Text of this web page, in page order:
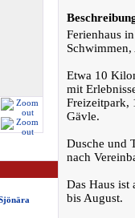
Ferienhaus
Etwa 10
mit
Freizeitpark,
Gävle.
Dusche und
nach
Das Haus ist
bis August.